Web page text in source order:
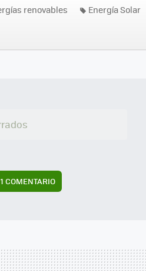
renovables Energía Solar
1 COMENTARIO